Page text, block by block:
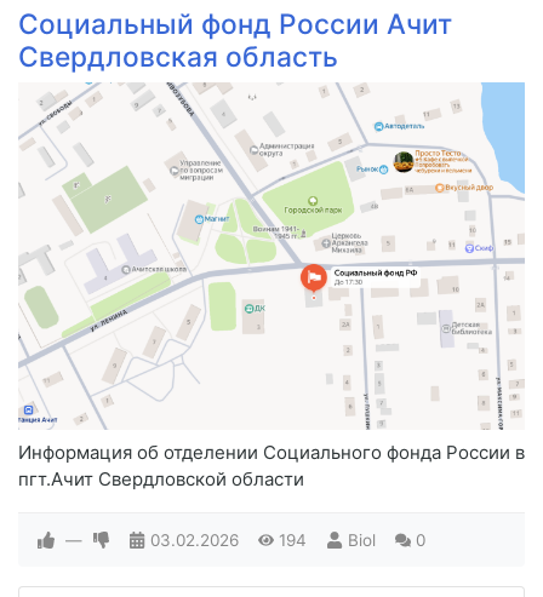
Социальный фонд России Ачит
Свердловская область
Информация об отделении Социального фонда России в
пгт.Ачит Свердловской области
— 03.02.2026 194 Biol 0